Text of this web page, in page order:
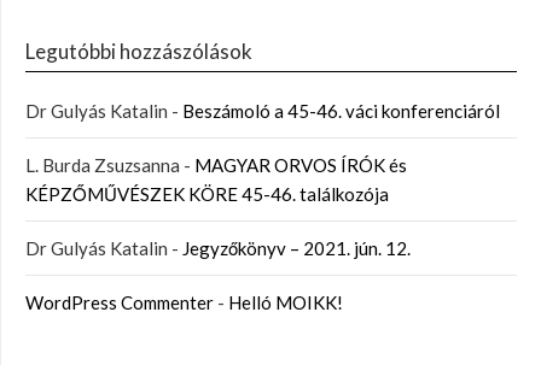
Legutóbbi hozzászólások
Dr Gulyás Katalin - Beszámoló a 45-46. váci konferenciáról
L. Burda Zsuzsanna - MAGYAR ORVOS ÍRÓK és
KÉPZŐMŰVÉSZEK KÖRE 45-46. találkozója
Dr Gulyás Katalin - Jegyzőkönyv – 2021. jún. 12.
WordPress Commenter - Helló MOIKK!